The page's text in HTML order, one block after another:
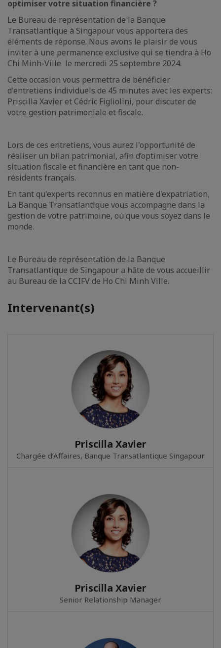
optimiser votre situation financière ?
Le Bureau de représentation de la Banque
Transatlantique à Singapour vous apportera des
éléments de réponse. Nous avons le plaisir de vous
inviter à une permanence exclusive qui se tiendra à Ho
Chi Minh-Ville le mercredi 25 septembre 2024.
Cette occasion vous permettra de bénéficier
d'entretiens individuels de 45 minutes avec les experts:
Priscilla Xavier et Cédric Figliolini, pour discuter de
votre gestion patrimoniale et fiscale.
Lors de ces entretiens, vous aurez l'opportunité de
réaliser un bilan patrimonial, afin d’optimiser votre
situation fiscale et financière en tant que non-
résidents français.
En tant qu'experts reconnus en matière d'expatriation,
La Banque Transatlantique vous accompagne dans la
gestion de votre patrimoine, où que vous soyez dans le
monde.
Le Bureau de représentation de la Banque
Transatlantique de Singapour a hâte de vous accueillir
au Bureau de la CCIFV de Ho Chi Minh Ville.
Intervenant(s)
Priscilla Xavier
Chargée d’Affaires, Banque Transatlantique Singapour
Priscilla Xavier
Senior Relationship Manager